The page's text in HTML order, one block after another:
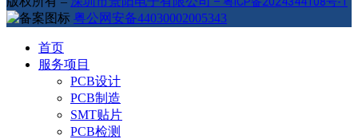
粤公网安备44030002005343
首页
服务项目
PCB设计
PCB制造
SMT贴片
PCB检测